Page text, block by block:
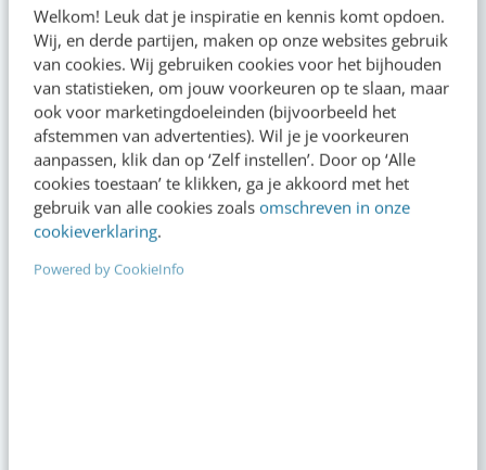
Welkom! Leuk dat je inspiratie en kennis komt opdoen.
Wij, en derde partijen, maken op onze websites gebruik
van cookies. Wij gebruiken cookies voor het bijhouden
van statistieken, om jouw voorkeuren op te slaan, maar
ook voor marketingdoeleinden (bijvoorbeeld het
afstemmen van advertenties). Wil je je voorkeuren
aanpassen, klik dan op ‘Zelf instellen’. Door op ‘Alle
cookies toestaan’ te klikken, ga je akkoord met het
gebruik van alle cookies zoals omschreven in onze
cookieverklaring.
Powered by CookieInfo
Social media & AI
Deze nieuwe
zijn interessant
zichtbaarheid &